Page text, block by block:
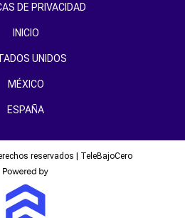
DE PRIVACIDAD
INICIO
UNIDOS
MÉXICO
ESPAÑA
reservados | TeleBajoCero